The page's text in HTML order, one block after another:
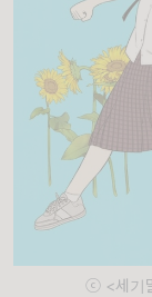
ⓒ <세기